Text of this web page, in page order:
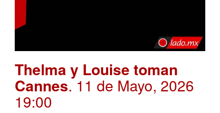
Thelma y Louise toman
Cannes. 11 de Mayo, 2026
19:00